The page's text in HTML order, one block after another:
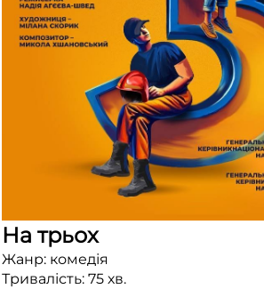
На трьох
Жанр: комедія
Тривалість: 75 хв.